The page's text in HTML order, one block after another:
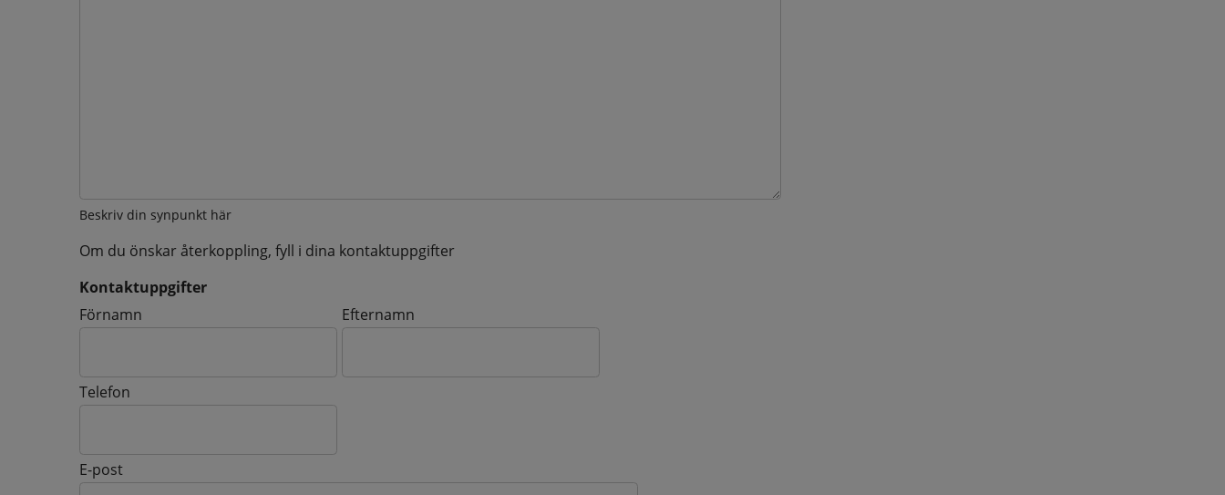
Beskriv din synpunkt här
Om du önskar återkoppling, fyll i dina kontaktuppgifter
Kontaktuppgifter
Kontaktuppgifter
Förnamn Efternamn
Telefon
E-post